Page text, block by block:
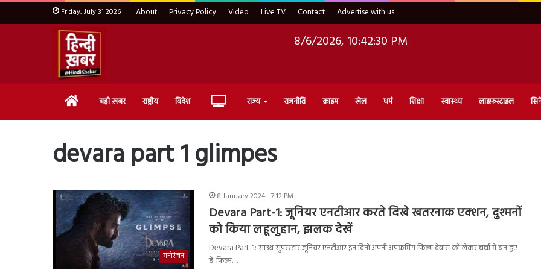
Friday, July 31 2026 About Privacy Policy Video Live TV Contact Advertise with us
8/6/2026, 10:42:31 PM
Home बड़ी ख़बर राष्ट्रीय विदेश Live राज्य राजनीति क्राइम खेल धर्म शिक्षा स्वास्थ्य लाइफ़स्टाइल
devara part 1 glimpes
मनोरंजन
8 January 2024 - 7:12 PM
Devara Part-1: जूनियर एनटीआर करते दिखे खतरनाक एक्शन, दुश्मनों
को किया लहूलुहान, झलक देखें
Devara Part-1: साउथ सुपरस्टार जूनियर एनटीआर इन दिनों अपनी अपकमिंग फिल्म देवारा को लेकर चर्चा में बन हुए
हैं. फिल्म…